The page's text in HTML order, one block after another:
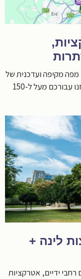
אטרקציות,
מפה מקיפה ועדכנית של
מעל ל-150
לינה +
ידיים, אטרקציות